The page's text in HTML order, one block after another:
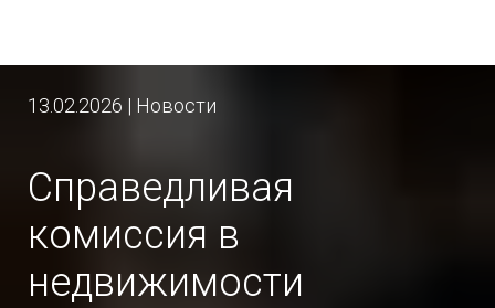
13.02.2026 | Новости
Справедливая
комиссия в
недвижимости